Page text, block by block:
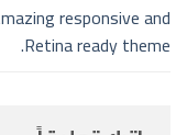
responsive and
Retina ready theme.